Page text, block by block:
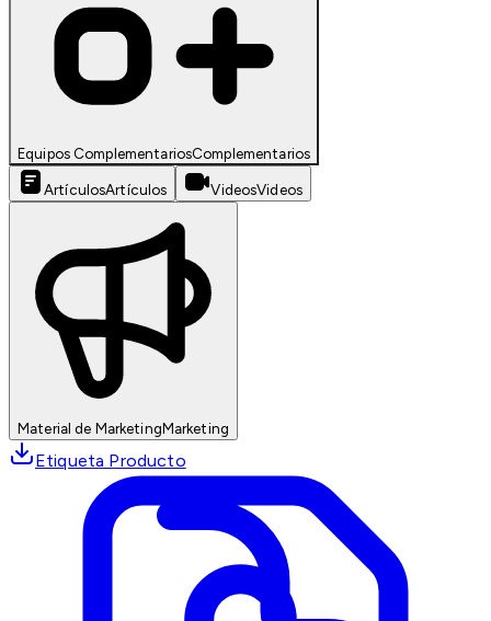
Equipos ComplementariosComplementarios
ArtículosArtículos VideosVideos
Material de MarketingMarketing
Etiqueta Producto